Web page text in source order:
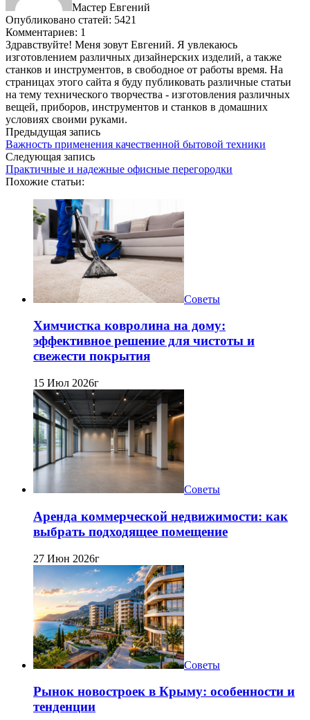
Мастер Евгений
Опубликовано статей: 5421
Комментариев: 1
Здравствуйте! Меня зовут Евгений. Я увлекаюсь
изготовлением различных дизайнерских изделий, а также
станков и инструментов, в свободное от работы время. На
страницах этого сайта я буду публиковать различные статьи
на тему технического творчества - изготовления различных
вещей, приборов, инструментов и станков в домашних
условиях своими руками.
Предыдущая запись
Важность применения качественной бытовой техники
Следующая запись
Практичные и надежные офисные перегородки
Похожие статьи:
Советы
Химчистка ковролина на дому:
эффективное решение для чистоты и
свежести покрытия
15 Июл 2026г
Советы
Аренда коммерческой недвижимости: как
выбрать подходящее помещение
27 Июн 2026г
Советы
Рынок новостроек в Крыму: особенности и
тенденции